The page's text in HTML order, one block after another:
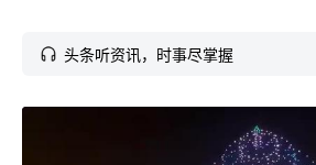
头条听资讯，时事尽掌握